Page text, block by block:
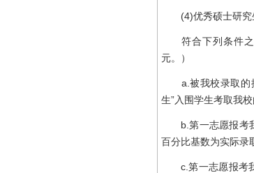
(4)优秀硕士研究
符合下列条件之
元。）
a.被我校录取的推
生”入围学生考取我
b.第一志愿报考我
百分比基数为实际录
c.第一志愿报考我